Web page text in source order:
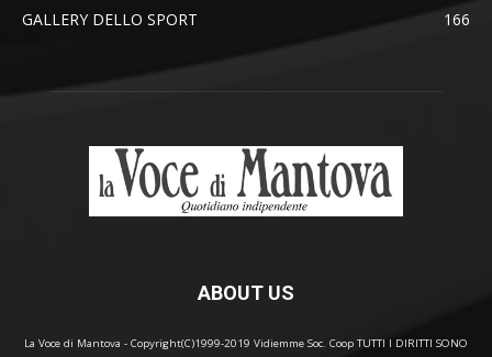
GALLERY DELLO SPORT
166
ABOUT US
La Voce di Mantova - Copyright(C)1999-2019 Vidiemme Soc. Coop TUTTI I DIRITTI SONO